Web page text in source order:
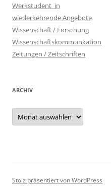
Werkstudent_in
wiederkehrende Angebote
Wissenschaft / Forschung
Wissenschaftskommunkation
Zeitungen / Zeitschriften
ARCHIV
Archiv
Stolz präsentiert von WordPress